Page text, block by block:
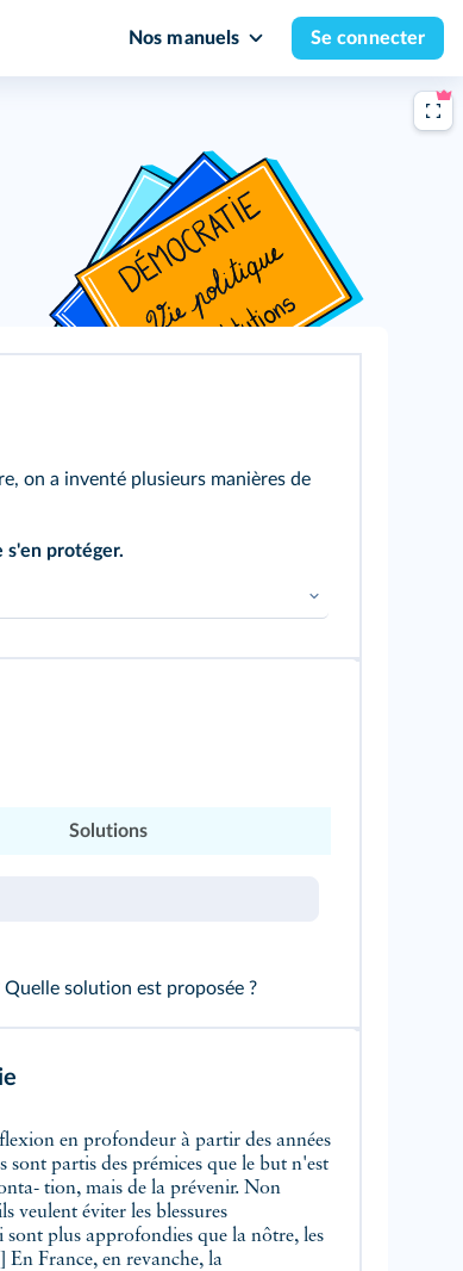
Nos manuels Se connecter
on a inventé plusieurs manières de
s'en protéger.
Solutions
solution est proposée ?
partis des prémices que le but n'est
tion, mais de la prévenir. Non
veulent éviter les blessures
sont plus approfondies que la nôtre, les
En France, en revanche, la